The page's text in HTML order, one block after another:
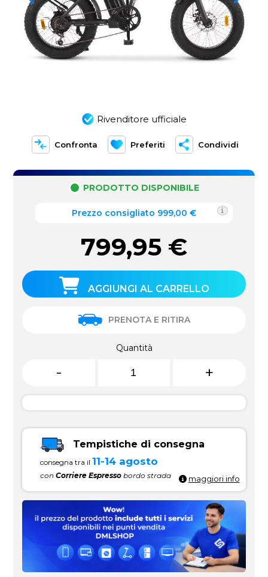
Rivenditore ufficiale
Confronta Preferiti Condividi
PRODOTTO DISPONIBILE
Prezzo consigliato 999,00 €
799,95 €
AGGIUNGI AL CARRELLO
PRENOTA E RITIRA
Quantità
- +
Tempistiche di consegna
consegna tra il 11-14 agosto
conCorriere Espresso bordo strada maggiori info